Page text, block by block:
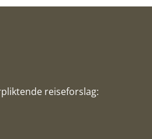
reiseforslag: